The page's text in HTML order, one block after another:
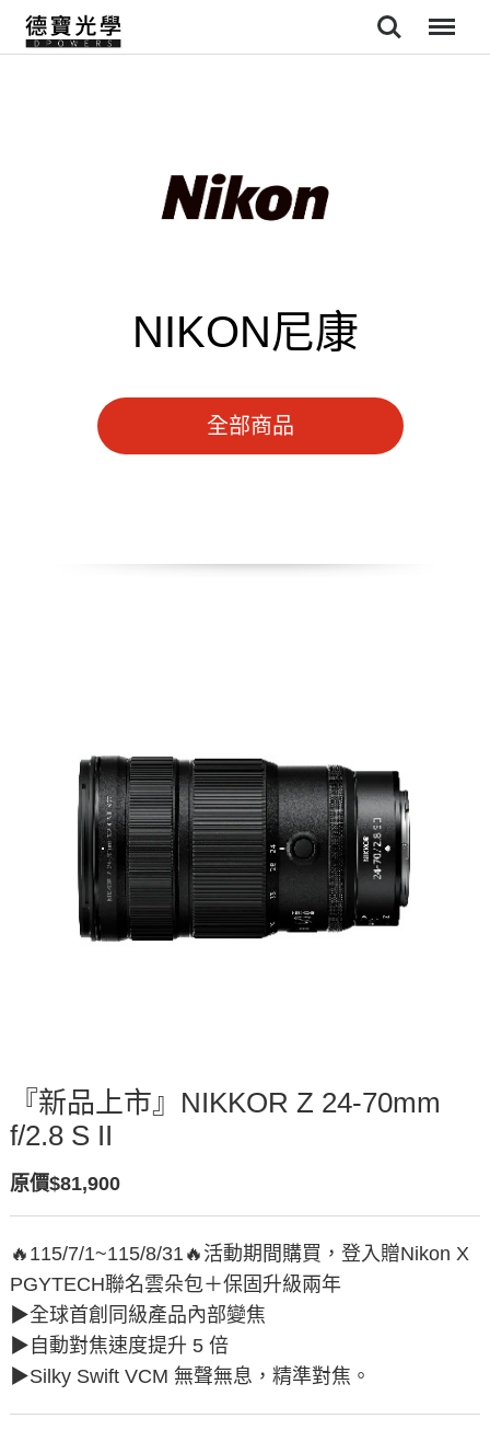
Search
NIKON尼康
全部商品
『新品上市』NIKKOR Z 24-70mm
f/2.8 S II
原價$81,900
🔥115/7/1~115/8/31🔥活動期間購買，登入贈Nikon X
PGYTECH聯名雲朵包＋保固升級兩年
▶︎全球首創同級產品內部變焦
▶︎自動對焦速度提升 5 倍
▶︎Silky Swift VCM 無聲無息，精準對焦。